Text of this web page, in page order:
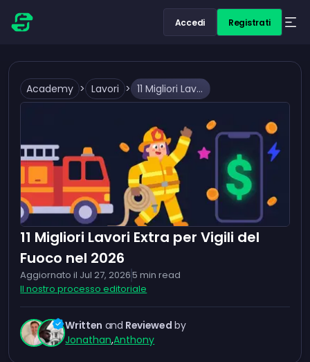
Accedi Registrati
Academy > Lavori > 11 Migliori Lavori Extra per Vigili del Fuoco nel 2026
11 Migliori Lavori Extra per Vigili del
Fuoco nel 2026
Aggiornato il Jul 27, 20265 min read
Il nostro processo editoriale
Written and Reviewed by
Jonathan,Anthony